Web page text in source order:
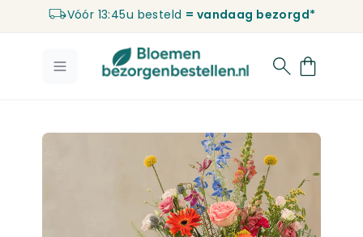
Vóór 13:45u besteld = vandaag bezorgd*